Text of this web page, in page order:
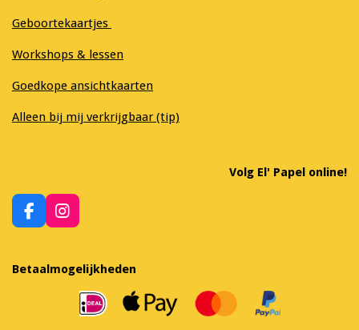
Geboortekaartjes
Workshops & lessen
Goedkope ansichtkaarten
Alleen bij mij verkrijgbaar (tip)
Volg El' Papel online!
F
a
e
b
I
n
a
Betaalmogelijkheden